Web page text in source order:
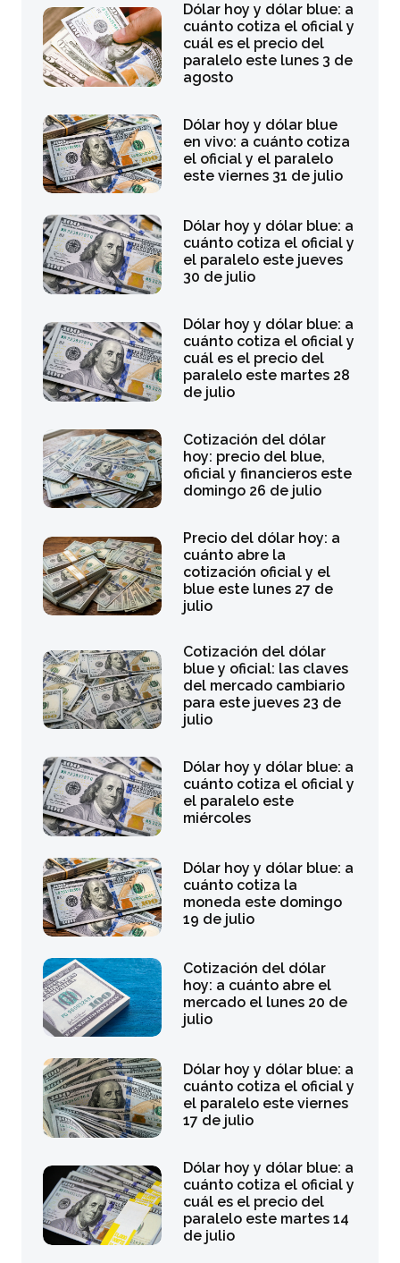
Dólar hoy y dólar blue: a
cuánto cotiza el oficial y
cuál es el precio del
paralelo este lunes 3 de
agosto
Dólar hoy y dólar blue
en vivo: a cuánto cotiza
el oficial y el paralelo
este viernes 31 de julio
Dólar hoy y dólar blue: a
cuánto cotiza el oficial y
el paralelo este jueves
30 de julio
Dólar hoy y dólar blue: a
cuánto cotiza el oficial y
cuál es el precio del
paralelo este martes 28
de julio
Cotización del dólar
hoy: precio del blue,
oficial y financieros este
domingo 26 de julio
Precio del dólar hoy: a
cuánto abre la
cotización oficial y el
blue este lunes 27 de
julio
Cotización del dólar
blue y oficial: las claves
del mercado cambiario
para este jueves 23 de
julio
Dólar hoy y dólar blue: a
cuánto cotiza el oficial y
el paralelo este
miércoles
Dólar hoy y dólar blue: a
cuánto cotiza la
moneda este domingo
19 de julio
Cotización del dólar
hoy: a cuánto abre el
mercado el lunes 20 de
julio
Dólar hoy y dólar blue: a
cuánto cotiza el oficial y
el paralelo este viernes
17 de julio
Dólar hoy y dólar blue: a
cuánto cotiza el oficial y
cuál es el precio del
paralelo este martes 14
de julio